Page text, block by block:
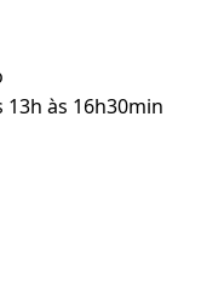
às 16h30min